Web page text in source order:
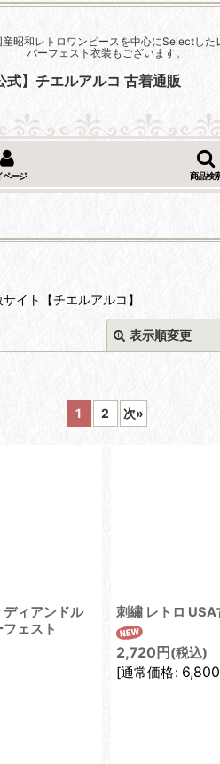
和レトロワンピースを中心にSelectし
バーフェスト衣装もございます。
式】チエルアルコ 古着通販
ページ 商品検
イト【チエルアルコ】
表示順変更
1 2 次»
ディアンドル
ェスト
刺繡 レトロ
2,720 円 (税込)
[通常価格: 6,800